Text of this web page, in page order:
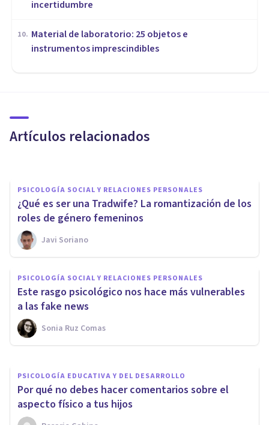
incertidumbre
10. Material de laboratorio: 25 objetos e
instrumentos imprescindibles
Artículos relacionados
WhatsApp que has enviado
PSICOLOGÍA SOCIAL Y RELACIONES PERSONALES
¿Qué es ser una Tradwife? La romantización de los
roles de género femeninos
Javi Soriano
PSICOLOGÍA SOCIAL Y RELACIONES PERSONALES
Este rasgo psicológico nos hace más vulnerables
a las fake news
Sonia Ruz Comas
PSICOLOGÍA
El lado oscuro de Tinder:
¿búsqueda de amor o poner
nuestra autoestima en juego?
Javi Soriano
PSICOLOGÍA EDUCATIVA Y DEL DESARROLLO
Por qué no debes hacer comentarios sobre el
aspecto físico a tus hijos